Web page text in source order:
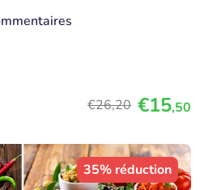
€26,20 €15,50
35% réduction